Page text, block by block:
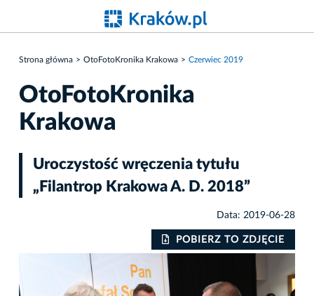
Strona główna OtoFotoKronika Krakowa Czerwiec 2019
OtoFotoKronika
Krakowa
Uroczystość wręczenia tytułu
„Filantrop Krakowa A. D. 2018”
Data: 2019-06-28
POBIERZ TO ZDJĘCIE